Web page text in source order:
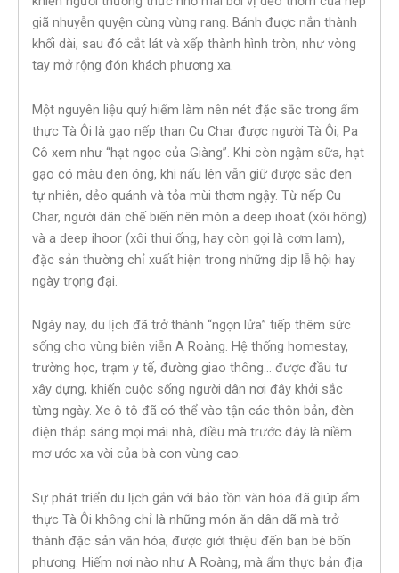
giã nhuyễn quyện cùng vừng rang. Bánh được nắn thành
khối dài, sau đó cắt lát và xếp thành hình tròn, như vòng
tay mở rộng đón khách phương xa.
Một nguyên liệu quý hiếm làm nên nét đặc sắc trong ẩm
thực Tà Ôi là gạo nếp than Cu Char được người Tà Ôi, Pa
Cô xem như “hạt ngọc của Giàng”. Khi còn ngậm sữa, hạt
gạo có màu đen óng, khi nấu lên vẫn giữ được sắc đen
tự nhiên, dẻo quánh và tỏa mùi thơm ngậy. Từ nếp Cu
Char, người dân chế biến nên món a deep ihoat (xôi hông)
và a deep ihoor (xôi thui ống, hay còn gọi là cơm lam),
đặc sản thường chỉ xuất hiện trong những dịp lễ hội hay
ngày trọng đại.
Ngày nay, du lịch đã trở thành “ngọn lửa” tiếp thêm sức
sống cho vùng biên viễn A Roàng. Hệ thống homestay,
trường học, trạm y tế, đường giao thông… được đầu tư
xây dựng, khiến cuộc sống người dân nơi đây khởi sắc
từng ngày. Xe ô tô đã có thể vào tận các thôn bản, đèn
điện thắp sáng mọi mái nhà, điều mà trước đây là niềm
mơ ước xa vời của bà con vùng cao.
Sự phát triển du lịch gắn với bảo tồn văn hóa đã giúp ẩm
thực Tà Ôi không chỉ là những món ăn dân dã mà trở
thành đặc sản văn hóa, được giới thiệu đến bạn bè bốn
phương. Hiếm nơi nào như A Roàng, mà ẩm thực bản địa